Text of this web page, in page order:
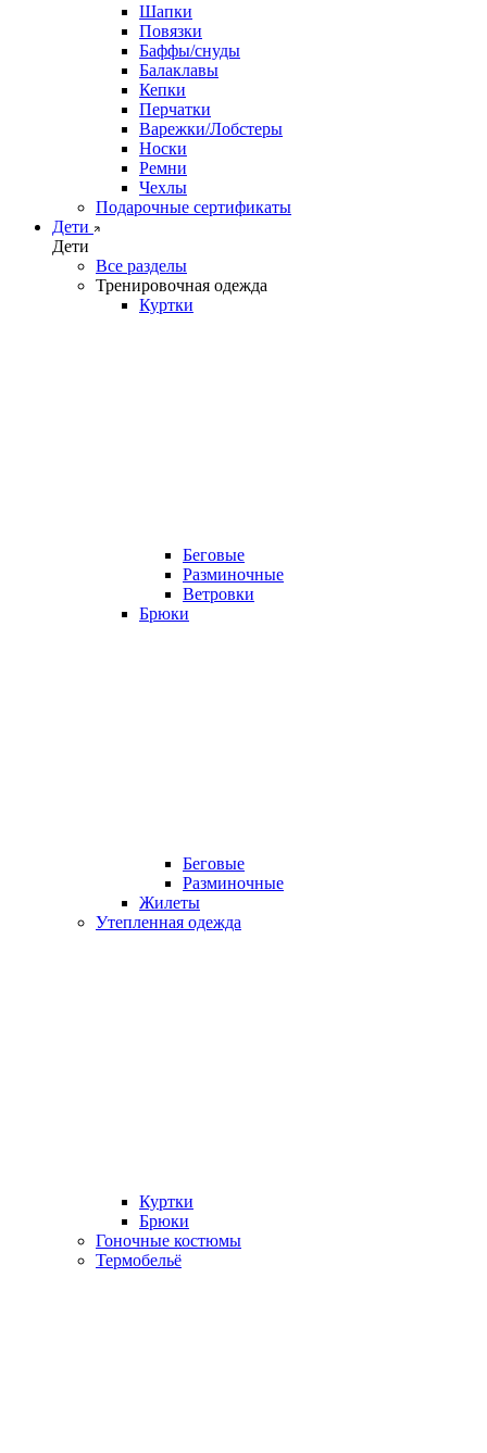
Шапки
Повязки
Баффы/снуды
Балаклавы
Кепки
Перчатки
Варежки/Лобстеры
Носки
Ремни
Чехлы
Подарочные сертификаты
Дети
Дети
Все разделы
Тренировочная одежда
Куртки
Беговые
Разминочные
Ветровки
Брюки
Беговые
Разминочные
Жилеты
Утепленная одежда
Куртки
Брюки
Гоночные костюмы
Термобельё